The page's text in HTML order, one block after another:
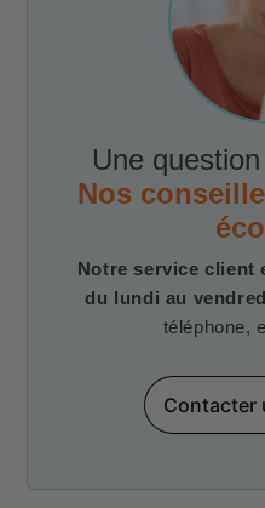
Une
Nos
Notre service client
du lundi au
téléphone,
Contacter